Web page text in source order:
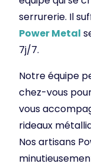
serrurerie. Il
Power Metal
7j/7.
Notre équipe
chez-vous
vous
rideaux
Nos artisans